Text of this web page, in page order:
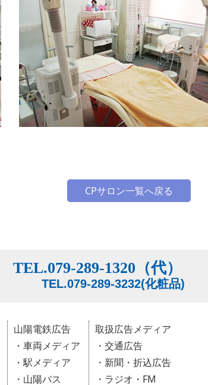
CPサロン一覧へ戻る
TEL.079-289-1320（代）
TEL.079-289-3232(化粧品)
山陽電鉄広告
・車両メディア
・駅メディア
・山陽バス
取扱広告メディア
・交通広告
・新聞・折込広告
・ラジオ・FM